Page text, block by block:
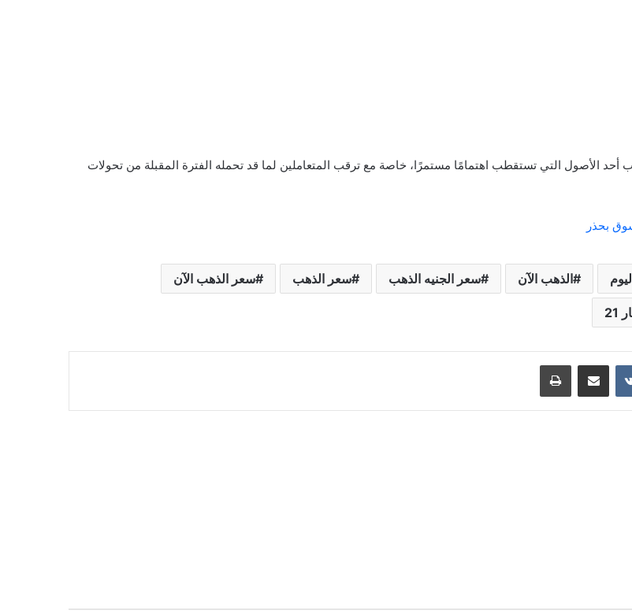
الأصول التي تستقطب اهتمامًا مستمرًا، خاصة مع ترقب المتعاملين لما قد تحمله الفترة المقبلة من تحولات
بحذر
الذهب الآن سعر الجنيه الذهب سعر الذهب سعر الذهب الآن
مشاركة عبر البريد طباعة